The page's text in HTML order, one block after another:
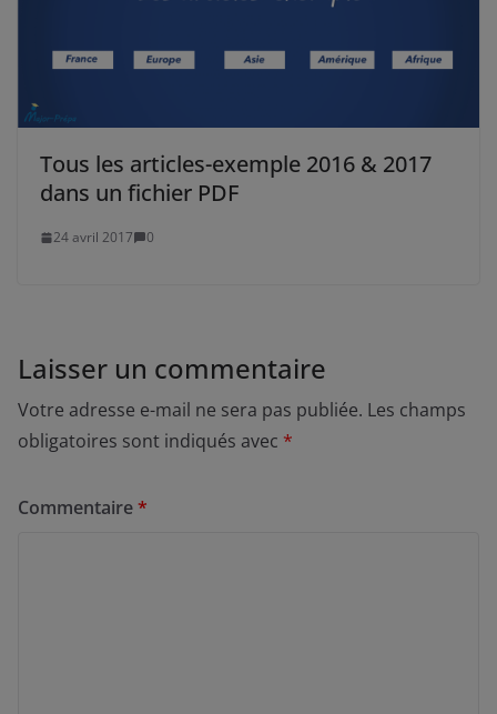
Tous les articles-exemple 2016 & 2017
dans un fichier PDF
24 avril 2017 0
Laisser un commentaire
Votre adresse e-mail ne sera pas publiée. Les champs
obligatoires sont indiqués avec *
Commentaire*